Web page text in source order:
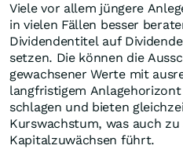
Viele vor allem jüngere
in vielen Fällen besser
Dividendentitel auf
setzen. Die können die
gewachsener Werte mit
langfristigem
schlagen und bieten
Kurswachstum, was auch
Kapitalzuwächsen führt.